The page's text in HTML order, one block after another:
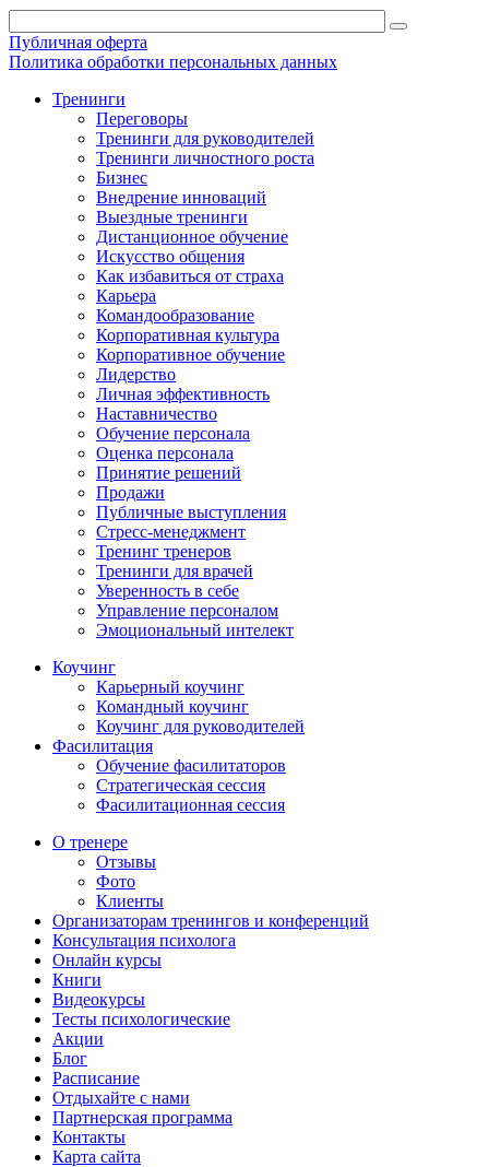
Публичная оферта
Политика обработки персональных данных
Тренинги
Переговоры
Тренинги для руководителей
Тренинги личностного роста
Бизнес
Внедрение инноваций
Выездные тренинги
Дистанционное обучение
Искусство общения
Как избавиться от страха
Карьера
Командообразование
Корпоративная культура
Корпоративное обучение
Лидерство
Личная эффективность
Наставничество
Обучение персонала
Оценка персонала
Принятие решений
Продажи
Публичные выступления
Стресс-менеджмент
Тренинг тренеров
Тренинги для врачей
Уверенность в себе
Управление персоналом
Эмоциональный интелект
Коучинг
Карьерный коучинг
Командный коучинг
Коучинг для руководителей
Фасилитация
Обучение фасилитаторов
Стратегическая сессия
Фасилитационная сессия
О тренере
Отзывы
Фото
Клиенты
Организаторам тренингов и конференций
Консультация психолога
Онлайн курсы
Книги
Видеокурсы
Тесты психологические
Акции
Блог
Расписание
Отдыхайте с нами
Партнерская программа
Контакты
Карта сайта